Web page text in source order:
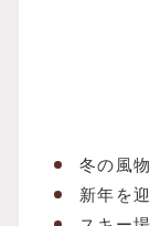
冬の風
新年を